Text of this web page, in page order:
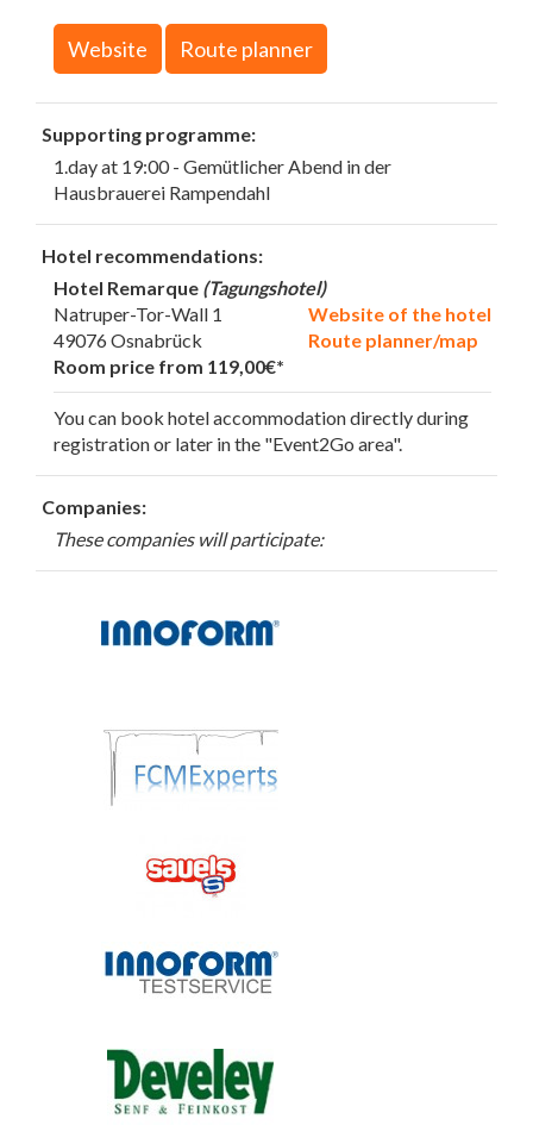
Website Route planner
Supporting programme:
1.day at 19:00 - Gemütlicher Abend in der
Hausbrauerei Rampendahl
Hotel recommendations:
Hotel Remarque (Tagungshotel)
Website of the hotel
Route planner/map
Natruper-Tor-Wall 1
49076 Osnabrück
Room price from 119,00€*
You can book hotel accommodation directly during
registration or later in the "Event2Go area".
Companies:
These companies will participate: